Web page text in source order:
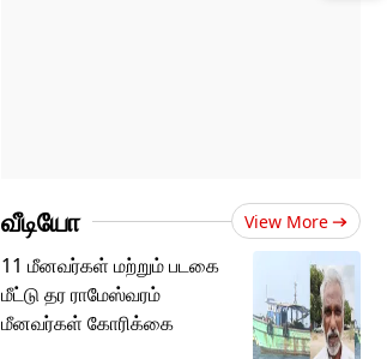
வீடியோ View More
11 மீனவர்கள் மற்றும் படகை
மீட்டு தர ராமேஸ்வரம்
மீனவர்கள் கோரிக்கை